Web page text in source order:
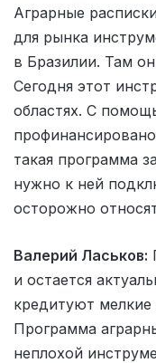
Аграрные
для рынка
в Бразилии. Там
Сегодня этот
областях. С
такая программа
нужно к ней
осторожно
Валерий Ласьков:
и остается
кредитуют
Программа
неплохой